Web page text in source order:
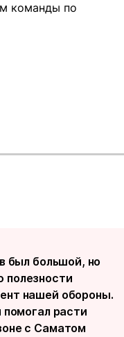
команды по
был большой, но
полезности
нашей обороны.
расти
с Саматом